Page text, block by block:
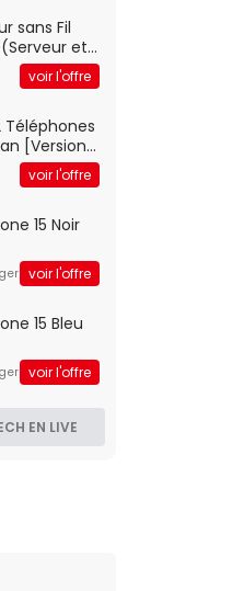
sans Fil
et
Mode Point
voir l'offre
Téléphones
[Version
voir l'offre
15 Noir
voir l'offre
15 Bleu
voir l'offre
EN LIVE